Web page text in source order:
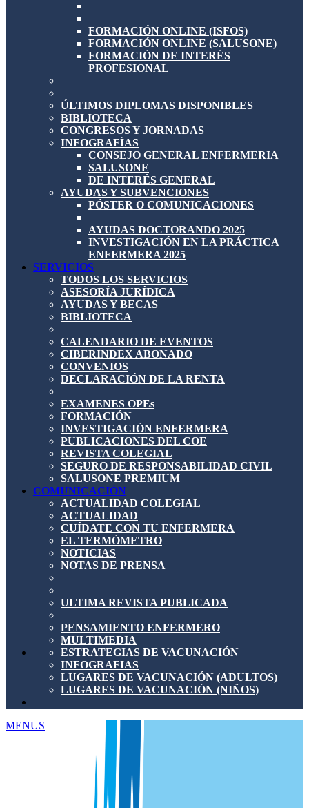
FORMACIÓN ONLINE (ISFOS)
FORMACIÓN ONLINE (SALUSONE)
FORMACIÓN DE INTERÉS
PROFESIONAL
ÚLTIMOS DIPLOMAS DISPONIBLES
BIBLIOTECA
CONGRESOS Y JORNADAS
INFOGRAFÍAS
CONSEJO GENERAL ENFERMERIA
SALUSONE
DE INTERÉS GENERAL
AYUDAS Y SUBVENCIONES
PÓSTER O COMUNICACIONES
AYUDAS DOCTORANDO 2025
INVESTIGACIÓN EN LA PRÁCTICA
ENFERMERA 2025
SERVICIOS
TODOS LOS SERVICIOS
ASESORÍA JURÍDICA
AYUDAS Y BECAS
BIBLIOTECA
CALENDARIO DE EVENTOS
CIBERINDEX ABONADO
CONVENIOS
DECLARACIÓN DE LA RENTA
EXAMENES OPEs
FORMACIÓN
INVESTIGACIÓN ENFERMERA
PUBLICACIONES DEL COE
REVISTA COLEGIAL
SEGURO DE RESPONSABILIDAD CIVIL
SALUSONE PREMIUM
COMUNICACIÓN
ACTUALIDAD COLEGIAL
ACTUALIDAD
CUÍDATE CON TU ENFERMERA
EL TERMÓMETRO
NOTICIAS
NOTAS DE PRENSA
ULTIMA REVISTA PUBLICADA
PENSAMIENTO ENFERMERO
MULTIMEDIA
ESTRATEGIAS DE VACUNACIÓN
INFOGRAFIAS
LUGARES DE VACUNACIÓN (ADULTOS)
LUGARES DE VACUNACIÓN (NIÑOS)
MENUS